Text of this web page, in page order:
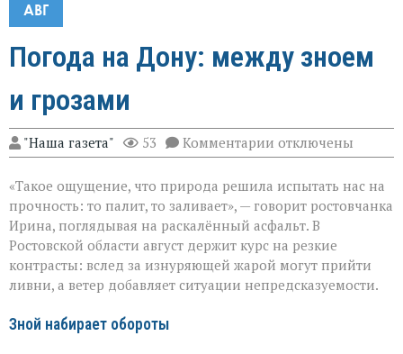
АВГ
Погода на Дону: между зноем
и грозами
"Наша газета" 53 Комментарии к
записи
на
Дону:
между
зноем
и
грозами
отключены
«Такое ощущение, что природа решила испытать нас на
прочность: то палит, то заливает», — говорит ростовчанка
Ирина, поглядывая на раскалённый асфальт. В
Ростовской области август держит курс на резкие
контрасты: вслед за изнуряющей жарой могут прийти
ливни, а ветер добавляет ситуации непредсказуемости.
Зной набирает обороты